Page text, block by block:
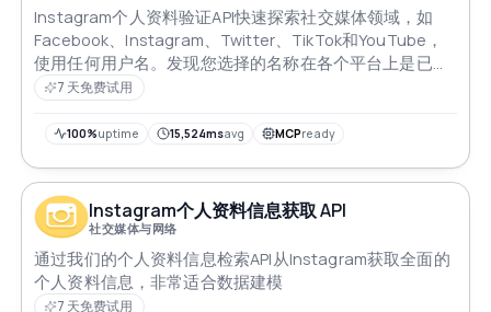
Instagram个人资料验证API快速探索社交媒体领域，如
Facebook、Instagram、Twitter、TikTok和YouTube，
使用任何用户名。发现您选择的名称在各个平台上是已被
占用还是可用。即时用户名侦察释放了快速验证您的数字
7 天免费试用
100%uptime 15,524msavg MCPready
Instagram个人资料信息获取 API
社交媒体与网络
通过我们的个人资料信息检索API从Instagram获取全面的
个人资料信息，非常适合数据建模
7 天免费试用